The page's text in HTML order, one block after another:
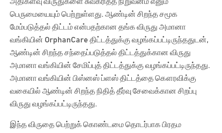
பெருமையையும் பெற்றுள்ளது. ஆண்டின் சிறந்த சமூக
மேம்படுத்தல் திட்டம் என்பதற்கான தங்க விருது அமானா
வங்கியின் OrphanCare திட்டத்துக்கு வழங்கப்பட்டிருந்ததுடன்,
ஆண்டின் சிறந்த சந்தைப்படுத்தல் திட்டத்துக்கான விருது
அமானா வங்கியின் சேமிப்புத் திட்டத்துக்கு வழங்கப்பட்டிருந்தது.
அமானா வங்கியின் பிஸ்னஸ் ப்ளஸ் திட்டத்தை கௌரவிக்கு
வகையில் ஆண்டின் சிறந்த நிதித் தீர்வு சேவைக்கான சிறப்பு
விருது வழங்கப்பட்டிருந்தது.
இந்த விருதை பெற்றுக் கொண்டமை தொடர்பாக பிரதம